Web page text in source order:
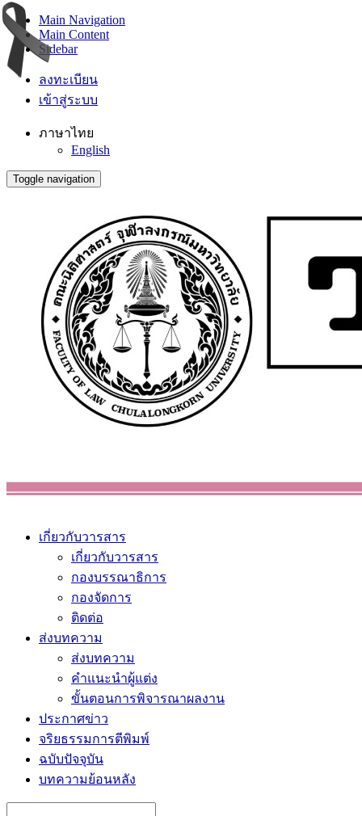
Main Navigation
Main Content
Sidebar
ลงทะเบียน
เข้าสู่ระบบ
ภาษาไทย
English
Toggle navigation
เกี่ยวกับวารสาร
เกี่ยวกับวารสาร
กองบรรณาธิการ
กองจัดการ
ติดต่อ
ส่งบทความ
ส่งบทความ
คำแนะนำผู้แต่ง
ขั้นตอนการพิจารณาผลงาน
ประกาศข่าว
จริยธรรมการตีพิมพ์
ฉบับปัจจุบัน
บทความย้อนหลัง